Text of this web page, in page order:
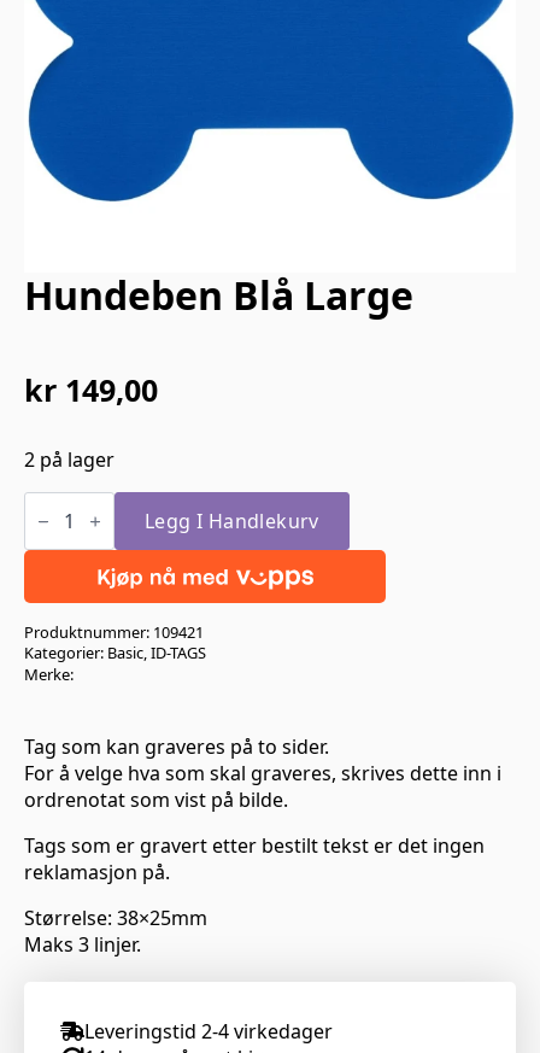
Hundeben Blå Large
kr 149,00
2 på lager
Hundeben
Blå
antall
Legg I Handlekurv
Produktnummer: 109421
Kategorier: Basic,ID-TAGS
Merke:
Tag som kan graveres på to sider.
For å velge hva som skal graveres, skrives dette inn i
ordrenotat som vist på bilde.
Tags som er gravert etter bestilt tekst er det ingen
reklamasjon på.
Størrelse: 38×25mm
Maks 3 linjer.
Leveringstid 2-4 virkedager